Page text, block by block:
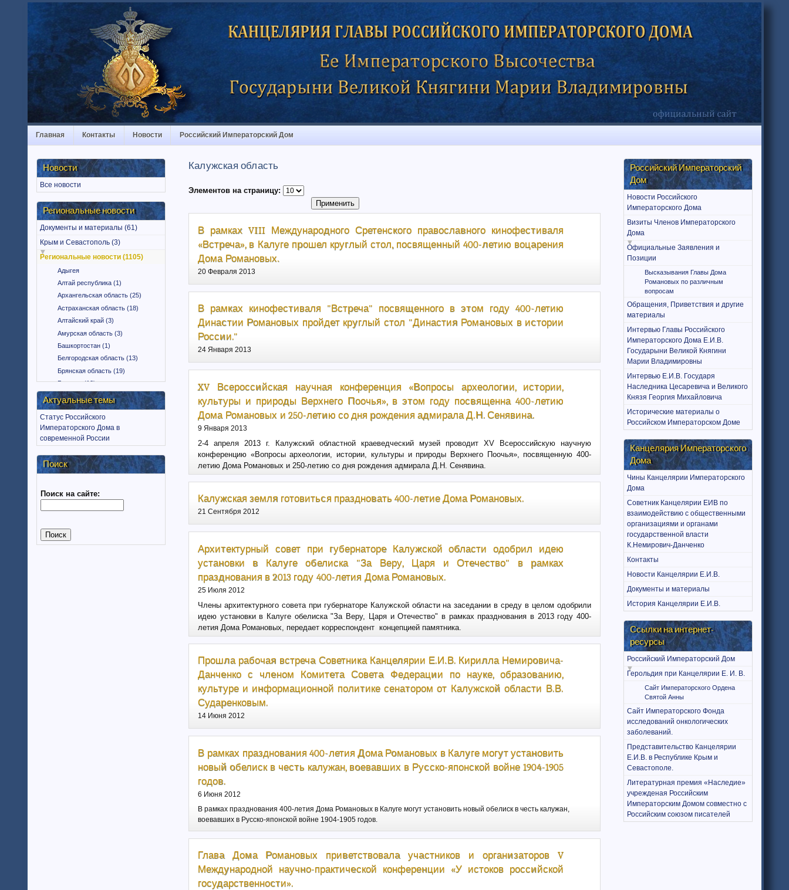
Главная Контакты Новости Российский Императорский Дом
Новости
Все новости
Региональные новости
Документы и материалы (61)
Крым и Севастополь (3)
Региональные новости (1105)
Адыгея
Алтай республика (1)
Архангельская область (25)
Астраханская область (18)
Алтайский край (3)
Амурская область (3)
Башкортостан (1)
Белгородская область (13)
Брянская область (19)
Бурятия (12)
Владимирская область (15)
Вологодская область (9)
Воронежская область (18)
Дагестан (1)
Еврейская автономная область
(1)
Забайкальский край (2)
Иркутская область (11)
Калмыкия (6)
Калужская область (37)
Актуальные темы
Статус Российского
Императорского Дома в
современной России
Поиск
Поиск на сайте:
Калужская область
Элементов на страницу:
В рамках VIII Международного Сретенского православного кинофестиваля
«Встреча», в Калуге прошел круглый стол, посвященный 400-летию воцарения
Дома Романовых.
20 Февраля 2013
В рамках кинофестиваля "Встреча" посвященного в этом году 400-летию
Династии Романовых пройдет круглый стол "Династия Романовых в истории
России."
24 Января 2013
XV Всероссийская научная конференция «Вопросы археологии, истории,
культуры и природы Верхнего Поочья», в этом году посвященна 400-летию
Дома Романовых и 250-летию со дня рождения адмирала Д.Н. Сенявина.
9 Января 2013
2-4 апреля 2013 г. Калужский областной краеведческий музей проводит XV Всероссийскую научную
конференцию «Вопросы археологии, истории, культуры и природы Верхнего Поочья», посвященную 400-
летию Дома Романовых и 250-летию со дня рождения адмирала Д.Н. Сенявина.
Калужская земля готовиться праздновать 400-летие Дома Романовых.
21 Сентября 2012
Архитектурный совет при губернаторе Калужской области одобрил идею
установки в Калуге обелиска "За Веру, Царя и Отечество" в рамках
празднования в 2013 году 400-летия Дома Романовых.
25 Июля 2012
Члены архитектурного совета при губернаторе Калужской области на заседании в среду в целом одобрили
идею установки в Калуге обелиска "За Веру, Царя и Отечество" в рамках празднования в 2013 году 400-
летия Дома Романовых, передает корреспондент концепцией памятника.
Прошла рабочая встреча Советника Канцелярии Е.И.В. Кирилла Немировича-
Данченко с членом Комитета Совета Федерации по науке, образованию,
культуре и информационной политике сенатором от Калужской области В.В.
Сударенковым.
14 Июня 2012
В рамках празднования 400-летия Дома Романовых в Калуге могут установить
новый обелиск в честь калужан, воевавших в Русско-японской войне 1904-1905
годов.
6 Июня 2012
В рамках празднования 400-летия Дома Романовых в Калуге могут установить новый обелиск в честь калужан,
воевавших в Русско-японской войне 1904-1905 годов.
Глава Дома Романовых приветствовала участников и организаторов V
Международной научно-практической конференции «У истоков российской
государственности».
Российский Императорский
Дом
Новости Российского
Императорского Дома
Визиты Членов Императорского
Дома
Официальные Заявления и
Позиции
Высказывания Главы Дома
Романовых по различным
вопросам
Обращения, Приветствия и другие
материалы
Интервью Главы Российского
Императорского Дома Е.И.В.
Государыни Великой Княгини
Марии Владимировны
Интервью Е.И.В. Государя
Наследника Цесаревича и Великого
Князя Георгия Михайловича
Исторические материалы о
Российском Императорском Доме
Канцелярия Императорского
Дома
Чины Канцелярии Императорского
Дома
Советник Канцелярии ЕИВ по
взаимодействию с общественными
организациями и органами
государственной власти
К.Немирович-Данченко
Контакты
Новости Канцелярии Е.И.В.
Документы и материалы
История Канцелярии Е.И.В.
Ссылки на интернет-
ресурсы
Российский Императорский Дом
Герольдия при Канцелярии Е. И. В.
Сайт Императорского Ордена
Святой Анны
Сайт Императорского Фонда
исследований онкологических
заболеваний.
Представительство Канцелярии
Е.И.В. в Республике Крым и
Севастополе.
Литературная премия «Наследие»
учрежденая Российским
Императорским Домом совместно с
Российским союзом писателей